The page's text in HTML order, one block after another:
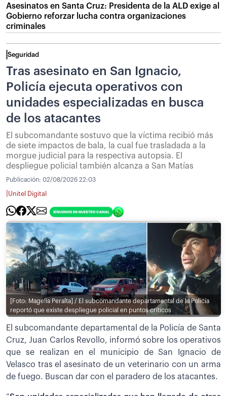
Asesinatos en Santa Cruz: Presidenta de la ALD exige al
Gobierno reforzar lucha contra organizaciones
criminales
Seguridad
Tras asesinato en San Ignacio,
Policía ejecuta operativos con
unidades especializadas en busca
de los atacantes
El subcomandante sostuvo que la víctima recibió más
de siete impactos de bala, la cual fue trasladada a la
morgue judicial para la respectiva autopsia. El
despliegue policial también alcanza a San Matías
Publicación: 02/08/2026 22:03
Unitel Digital
[Foto: Magelia Peralta] / El subcomandante departamental de la Policía
reportó que existe despliegue policial en puntos críticos
El subcomandante departamental de la Policía de Santa
Cruz, Juan Carlos Revollo, informó sobre los operativos
que se realizan en el municipio de San Ignacio de
Velasco tras el asesinato de un veterinario con un arma
de fuego. Buscan dar con el paradero de los atacantes.